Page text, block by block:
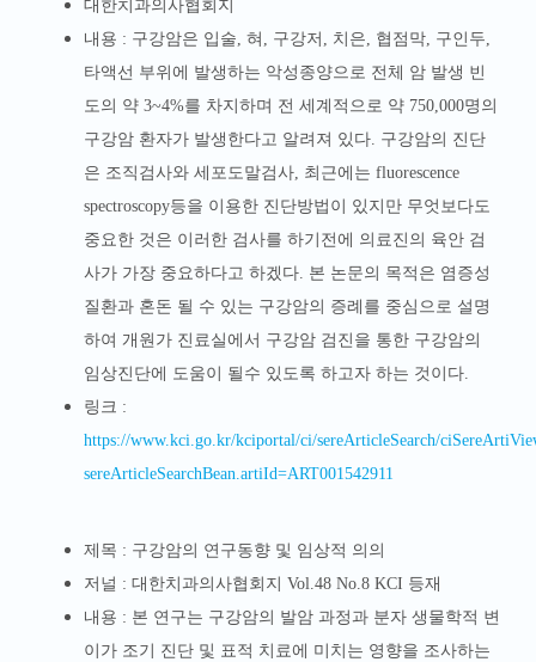
대한치과의사협회지
내용 : 구강암은 입술, 혀, 구강저, 치은, 협점막, 구인두,
타액선 부위에 발생하는 악성종양으로 전체 암 발생 빈
도의 약 3~4%를 차지하며 전 세계적으로 약 750,000명의
구강암 환자가 발생한다고 알려져 있다. 구강암의 진단
은 조직검사와 세포도말검사, 최근에는 fluorescence
spectroscopy등을 이용한 진단방법이 있지만 무엇보다도
중요한 것은 이러한 검사를 하기전에 의료진의 육안 검
사가 가장 중요하다고 하겠다. 본 논문의 목적은 염증성
질환과 혼돈 될 수 있는 구강암의 증례를 중심으로 설명
하여 개원가 진료실에서 구강암 검진을 통한 구강암의
임상진단에 도움이 될수 있도록 하고자 하는 것이다.
링크 :
https://www.kci.go.kr/kciportal/ci/sereArticleSearch/
sereArticleSearchBean.artiId=ART001542911
제목 : 구강암의 연구동향 및 임상적 의의
저널 : 대한치과의사협회지 Vol.48 No.8 KCI 등재
내용 : 본 연구는 구강암의 발암 과정과 분자 생물학적 변
이가 조기 진단 및 표적 치료에 미치는 영향을 조사하는